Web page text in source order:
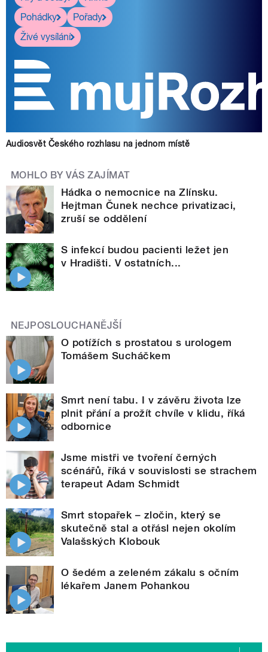
Pohádky
Pořady
Živé vysílání
Audiosvět Českého rozhlasu na jednom místě
MOHLO BY VÁS ZAJÍMAT
Hádka o nemocnice na Zlínsku.
Hejtman Čunek nechce privatizaci,
zruší se oddělení
S infekcí budou pacienti ležet jen
v Hradišti. V ostatních...
NEJPOSLOUCHANĚJŠÍ
O potížích s prostatou s urologem
Tomášem Sucháčkem
Smrt není tabu. I v závěru života lze
plnit přání a prožít chvíle v klidu, říká
odbornice
Jsme mistři ve tvoření černých
scénářů, říká v souvislosti se strachem
terapeut Adam Schmidt
Smrt stopařek – zločin, který se
skutečně stal a otřásl nejen okolím
Valašských Klobouk
O šedém a zeleném zákalu s očním
lékařem Janem Pohankou